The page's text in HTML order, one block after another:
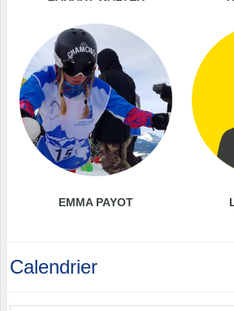
EMMA PAYOT
Calendrier